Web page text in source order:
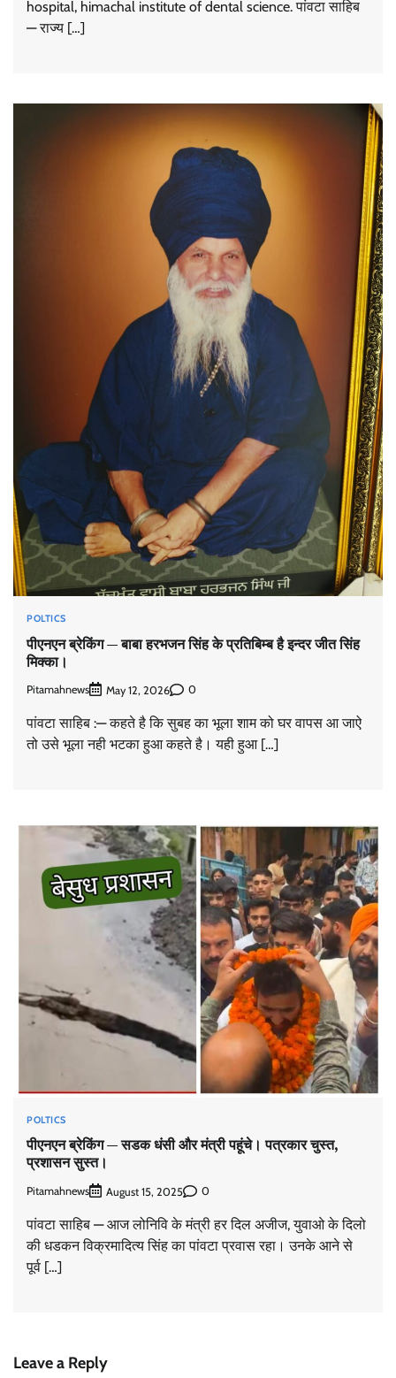
hospital, himachal institute of dental science. पांवटा साहिब
— राज्य […]
POLTICS
पीएनएन ब्रेकिंग — बाबा हरभजन सिंह के प्रतिबिम्ब है इन्दर जीत सिंह
मिक्का।
Pitamahnews May 12, 2026 0
पांवटा साहिब :— कहते है कि सुबह का भूला शाम को घर वापस आ जाऐ
तो उसे भूला नही भटका हुआ कहते है। यही हुआ […]
POLTICS
पीएनएन ब्रेकिंग — सडक धंसी और मंत्री पहूंचे। पत्रकार चुस्त,
प्रशासन सुस्त।
Pitamahnews August 15, 2025 0
पांवटा साहिब — आज लोनिवि के मंत्री हर दिल अजीज, युवाओ के दिलो
की धडकन विक्रमादित्य सिंह का पांवटा प्रवास रहा। उनके आने से
पूर्व […]
Leave a Reply